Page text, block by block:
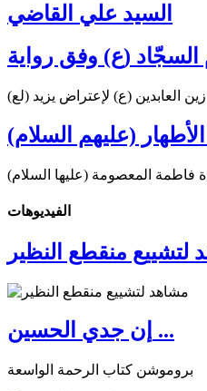
السيد علي القاضي
السجّاد (ع) وفق رواية
العابدين (ع) لإعتراض يزيد (لع)
(عليهم السلام)
فاطمة المعصومة (عليها السلام)
الفیدیوهات
لتشييع منقطع النظير
إن جدي الحسين ...
بروموشن كتاب الرحمة الواسعة